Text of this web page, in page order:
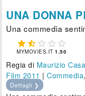
UNA DONNA
Una commedia
    
MYMOVIES.IT1.50
Regia di Maurizio
Film 2011 |Commedia
Dettagli ❯